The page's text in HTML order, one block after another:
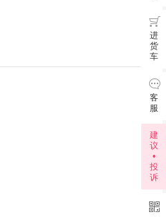

进
货
车

客
服
建
议
•
投
诉
